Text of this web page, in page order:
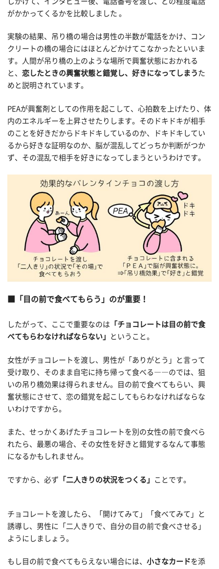
がかかってくるかを比較しました 。
実験の結果、吊り橋の場合は男性の半数が電話をかけ、コン
クリートの橋の場合にはほとんどかけてこなかったといいま
す。人間が吊り橋の上のような場所で興奮状態におかれる
と、 恋したときの興奮状態と錯覚し、好きになってしまう た
めと説明されています。
PEAが興奮剤としての作用を起こして、心拍数を上げたり、体
内のエネルギーを上昇させたりします。そのドキドキが相手
のことを好きだからドキドキしているのか、ドキドキしてい
るから好きな証明なのか、脳が混乱してどっちか判断がつか
ず、その混乱で相手を好きになってしまうというわけです。
「目の前で食べてもらう」のが重要！
したがって、ここで重要なのは 「チョコレートは目の前で食
べてもらわなければならない」
ということ。
女性がチョコレートを渡し、男性が「ありがとう」と言って
受け取り、そのまま自宅に持ち帰って食べる――のでは、狙
いの吊り橋効果は得られません。目の前で食べてもらい、興
奮状態にさせて、恋の錯覚を起こしてもらわなければならな
いわけですから。
また、せっかくあげたチョコレートを別の女性の前で食べら
れたら、最悪の場合、その女性を好きと錯覚するなんて事態
になるかもしれません。
ですから、必ず 「二人きりの状況をつくる」 ことです。
チョコレートを渡したら、「開けてみて」「食べてみて」と
誘導し、男性に「二人きりで、自分の目の前で食べさせる」
ようにしましょう。
もし目の前で食べてもらえない場合には、 小さなカードを添